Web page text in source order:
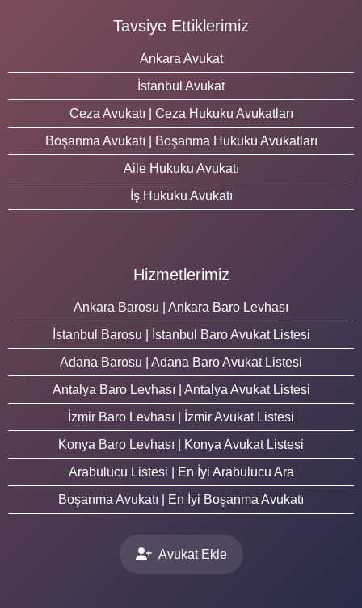
Tavsiye Ettiklerimiz
Ankara Avukat
İstanbul Avukat
Ceza Avukatı | Ceza Hukuku Avukatları
Boşanma Avukatı | Boşanma Hukuku Avukatları
Aile Hukuku Avukatı
İş Hukuku Avukatı
Hizmetlerimiz
Ankara Barosu | Ankara Baro Levhası
İstanbul Barosu | İstanbul Baro Avukat Listesi
Adana Barosu | Adana Baro Avukat Listesi
Antalya Baro Levhası | Antalya Avukat Listesi
İzmir Baro Levhası | İzmir Avukat Listesi
Konya Baro Levhası | Konya Avukat Listesi
Arabulucu Listesi | En İyi Arabulucu Ara
Boşanma Avukatı | En İyi Boşanma Avukatı
Avukat Ekle